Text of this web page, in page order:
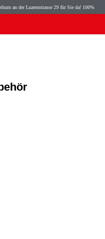
der Luzernstrasse 29 für Sie da! 100%